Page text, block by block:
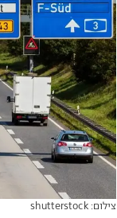
צילום: shutterstock